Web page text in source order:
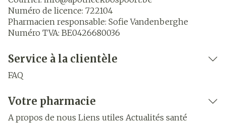
Numéro de licence: 722104
Pharmacien responsable: Sofie Vandenberghe
Numéro TVA: BE0426680036
Service à la clientèle
FAQ
Votre pharmacie
A propos de nous Liens utiles Actualités santé